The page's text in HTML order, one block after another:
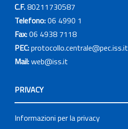
C.F.80211730587
Telefono:06 4990 1
Fax:06 4938 7118
PEC:protocollo.centrale@pec.iss.it
Mail:web@iss.it
PRIVACY
Informazioni per la privacy